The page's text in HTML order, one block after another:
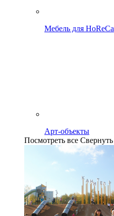
Мебель для HoReCa
Арт-объекты
Посмотреть все Свернуть